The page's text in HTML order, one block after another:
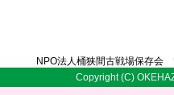
NPO法人桶狭間古戦場保存
Copyright (C)